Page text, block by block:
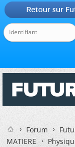
Retour sur
Forum
MATIERE